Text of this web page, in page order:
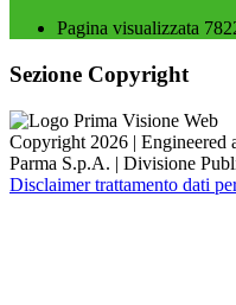
Pagina visualizzata
Sezione Copyright
Copyright 2026 | Engineered
Parma S.p.A. | Divisione
Disclaimer trattamento dati